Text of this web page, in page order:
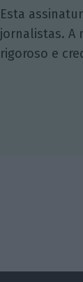
Esta
jornalistas. A
rigoroso e